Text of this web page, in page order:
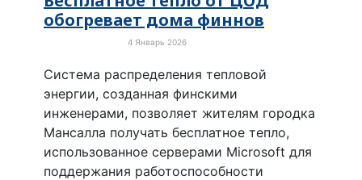
обогревает дома финнов
4 Январь 2026
Система распределения тепловой
энергии, созданная финскими
инженерами, позволяет жителям городка
Мансалла получать бесплатное тепло,
использованное серверами Microsoft для
поддержания работоспособности